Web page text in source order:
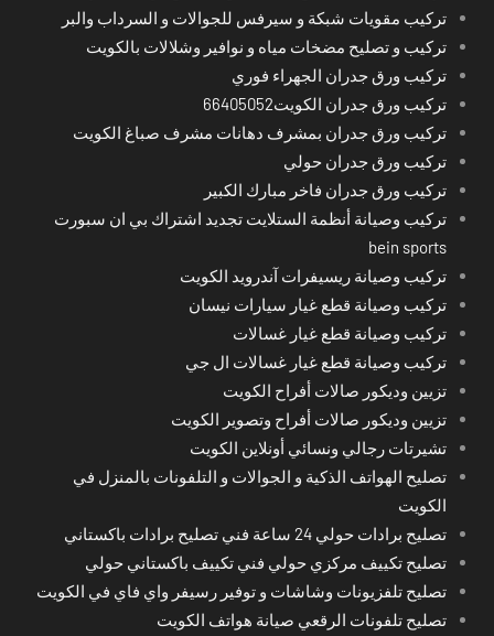
تركيب مقويات شبكة و سيرفس للجوالات و السرداب والبر
تركيب و تصليح مضخات مياه و نوافير وشلالات بالكويت
تركيب ورق جدران الجهراء فوري
تركيب ورق جدران الكويت66405052
تركيب ورق جدران بمشرف دهانات مشرف صباغ الكويت
تركيب ورق جدران حولي
تركيب ورق جدران فاخر مبارك الكبير
تركيب وصيانة أنظمة الستلايت تجديد اشتراك بي ان سبورت
bein sports
تركيب وصيانة ريسيفرات آندرويد الكويت
تركيب وصيانة قطع غيار سيارات نيسان
تركيب وصيانة قطع غيار غسالات
تركيب وصيانة قطع غيار غسالات ال جي
تزيين وديكور صالات أفراح الكويت
تزيين وديكور صالات أفراح وتصوير الكويت
تشيرتات رجالي ونسائي أونلاين الكويت
تصليح الهواتف الذكية و الجوالات و التلفونات بالمنزل في
الكويت
تصليح برادات حولي 24 ساعة فني تصليح برادات باكستاني
تصليح تكييف مركزي حولي فني تكييف باكستاني حولي
تصليح تلفزيونات وشاشات و توفير رسيفر واي فاي في الكويت
تصليح تلفونات الرقعي صيانة هواتف الكويت